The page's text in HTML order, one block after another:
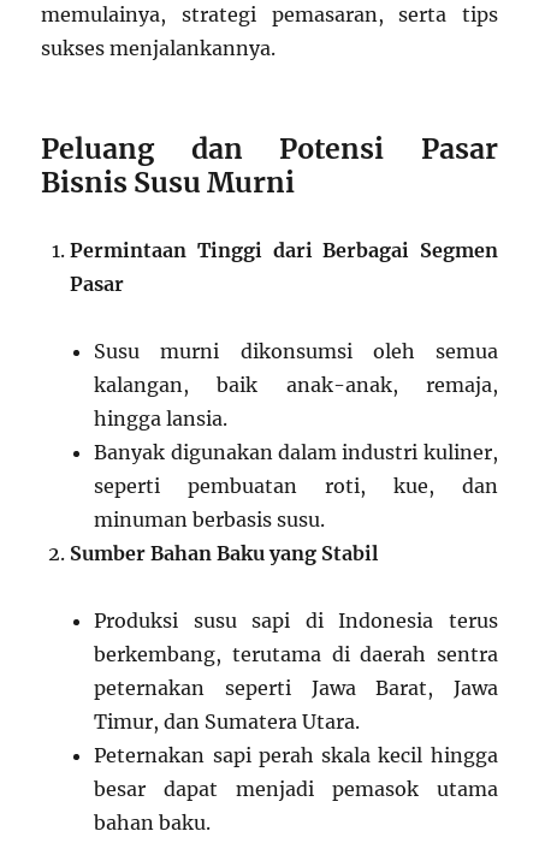
memulainya, strategi pemasaran, serta tips
sukses menjalankannya.
Peluang dan Potensi Pasar
Bisnis Susu Murni
Permintaan Tinggi dari Berbagai Segmen
Pasar
Susu murni dikonsumsi oleh semua
kalangan, baik anak-anak, remaja,
hingga lansia.
Banyak digunakan dalam industri kuliner,
seperti pembuatan roti, kue, dan
minuman berbasis susu.
Sumber Bahan Baku yang Stabil
Produksi susu sapi di Indonesia terus
berkembang, terutama di daerah sentra
peternakan seperti Jawa Barat, Jawa
Timur, dan Sumatera Utara.
Peternakan sapi perah skala kecil hingga
besar dapat menjadi pemasok utama
bahan baku.